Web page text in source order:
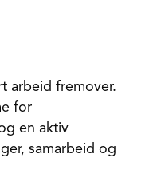
arbeid fremover.
for
en aktiv
samarbeid og